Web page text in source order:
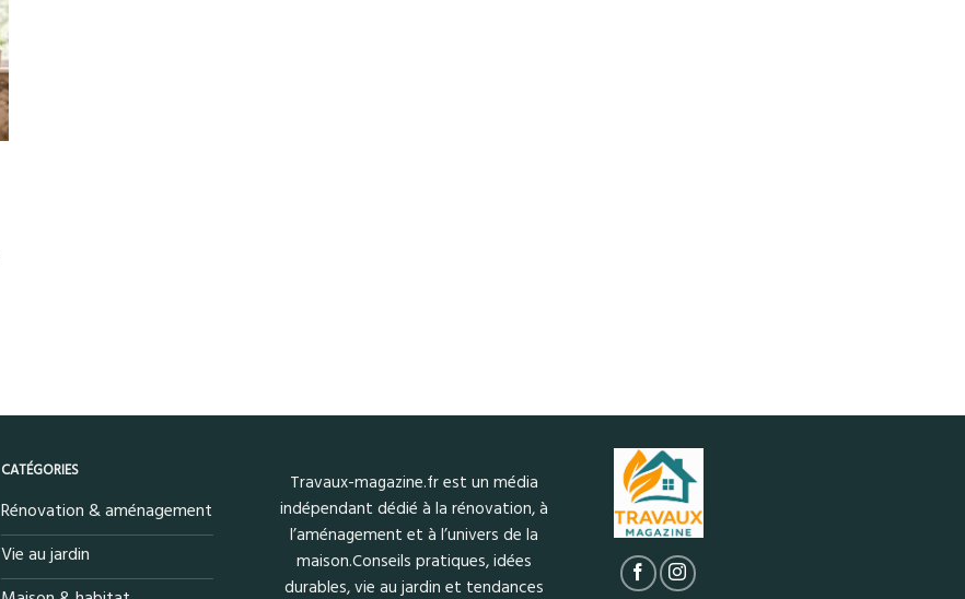
CATÉGORIES
Rénovation & aménagement
Vie au jardin
Travaux-magazine.fr est un média
indépendant dédié à la rénovation, à
l’aménagement et à l’univers de la
maison.Conseils pratiques, idées
durables, vie au jardin et tendances